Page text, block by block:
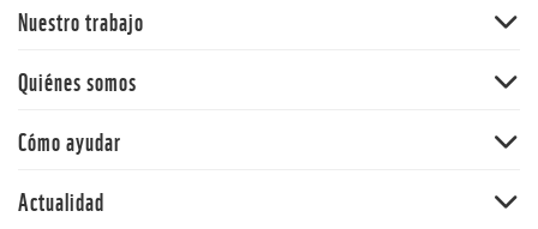
Nuestro trabajo
Océanos
Cambio climático
Ciudadanos conscientes
Quiénes somos
WWF en el mundo
Equipo
Cómo ayudar
Actualidad